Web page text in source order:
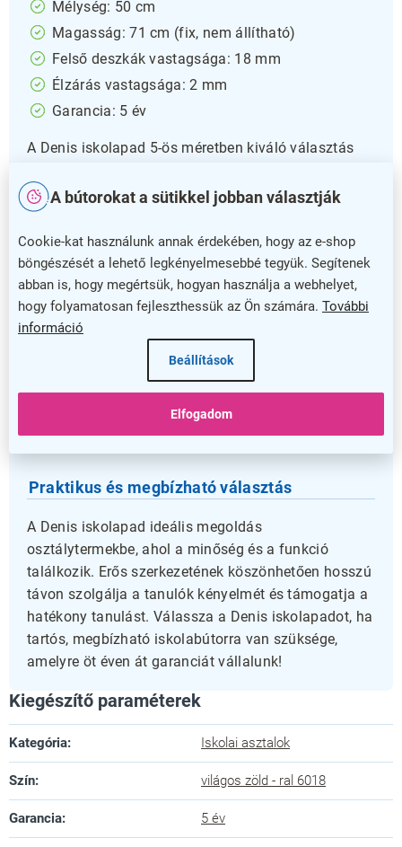
A bútorokat a sütikkel jobban választják
Cookie-kat használunk annak érdekében, hogy az e-shop
böngészését a lehető legkényelmesebbé tegyük. Segítenek
abban is, hogy megértsük, hogyan használja a webhelyet,
hogy folyamatosan fejleszthessük az Ön számára. További
információ
Beállítások
Elfogadom
Mélység: 50 cm
Magasság: 71 cm (fix, nem állítható)
Felső deszkák vastagsága: 18 mm
Élzárás vastagsága: 2 mm
Garancia: 5 év
A Denis iskolapad 5-ös méretben kiváló választás
tartósság és a stabilitás. A pad masszív kialakítása
biztosítja a hosszú élettartamot, amit az 5 év
garancia is alátámaszt. A pad nem állítható
magasságú, így ideálisan alkalmas olyan tanulók
számára, akiknek az 71 cm magasság megfelelő.
A 18 mm vastag felső deszka erős és megbízható
felületet biztosít az íráshoz és egyéb iskolai
tevékenységekhez, miközben a 2 mm vastag élzárás
növeli a pad tartósságát és ellenáll a kopásnak. A
kompakt mélység (50 cm) és a hossz (130 cm)
kényelmes teret kínál akár két tanuló számára is.
Praktikus és megbízható választás
A Denis iskolapad ideális megoldás
osztálytermekbe, ahol a minőség és a funkció
találkozik. Erős szerkezetének köszönhetően hosszú
távon szolgálja a tanulók kényelmét és támogatja a
hatékony tanulást. Válassza a Denis iskolapadot, ha
tartós, megbízható iskolabútorra van szüksége,
amelyre öt éven át garanciát vállalunk!
Kiegészítő paraméterek
Kategória: Iskolai asztalok
Szín: világos zöld - ral 6018
Garancia: 5 év